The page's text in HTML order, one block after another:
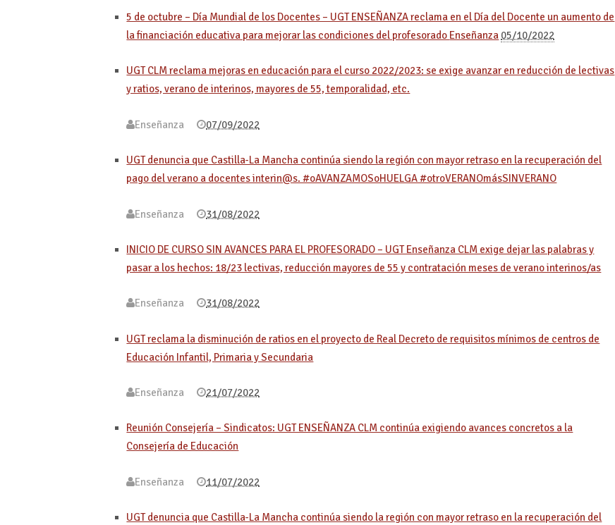
5 de octubre – Día Mundial de los Docentes – UGT ENSEÑANZA reclama en el Día del Docente un aumento de
la financiación educativa para mejorar las condiciones del profesorado Enseñanza 05/10/2022
UGT CLM reclama mejoras en educación para el curso 2022/2023: se exige avanzar en reducción de lectivas
y ratios, verano de interinos, mayores de 55, temporalidad, etc.
Enseñanza 07/09/2022
UGT denuncia que Castilla-La Mancha continúa siendo la región con mayor retraso en la recuperación del
pago del verano a docentes interin@s. #oAVANZAMOSoHUELGA #otroVERANOmásSINVERANO
Enseñanza 31/08/2022
INICIO DE CURSO SIN AVANCES PARA EL PROFESORADO – UGT Enseñanza CLM exige dejar las palabras y
pasar a los hechos: 18/23 lectivas, reducción mayores de 55 y contratación meses de verano interinos/as
Enseñanza 31/08/2022
UGT reclama la disminución de ratios en el proyecto de Real Decreto de requisitos mínimos de centros de
Educación Infantil, Primaria y Secundaria
Enseñanza 21/07/2022
Reunión Consejería – Sindicatos: UGT ENSEÑANZA CLM continúa exigiendo avances concretos a la
Consejería de Educación
Enseñanza 11/07/2022
UGT denuncia que Castilla-La Mancha continúa siendo la región con mayor retraso en la recuperación del